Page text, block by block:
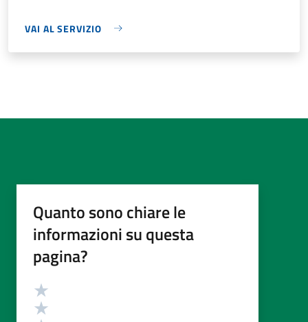
VAI AL SERVIZIO
Quanto sono chiare le
informazioni su questa
pagina?
Valutazione